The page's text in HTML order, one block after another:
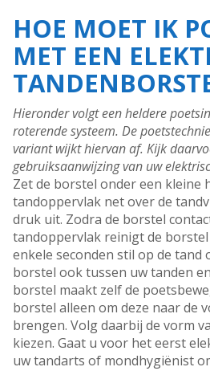
HOE MOET IK
MET EEN
Hieronder volgt een heldere
roterende systeem. De
variant wijkt hiervan af. Kijk
gebruiksaanwijzing van uw
Zet de borstel onder een kleine
tandoppervlak net over de
druk uit. Zodra de borstel
tandoppervlak reinigt de
enkele seconden stil op de tand
borstel ook tussen uw tanden
borstel maakt zelf de
borstel alleen om deze naar de
brengen. Volg daarbij de vorm
kiezen. Gaat u voor het eerst
uw tandarts of mondhygiënist